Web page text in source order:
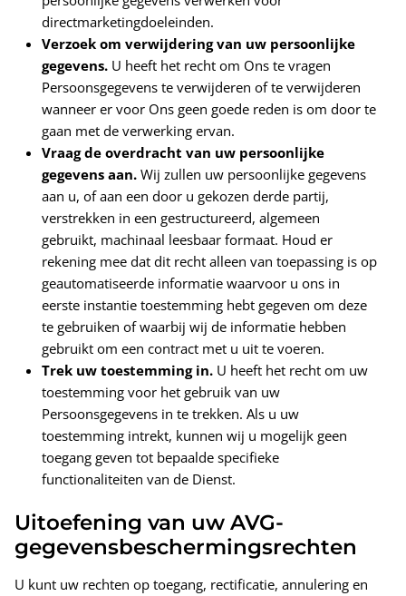
directmarketingdoeleinden.
Verzoek om verwijdering van uw persoonlijke
gegevens. U heeft het recht om Ons te vragen
Persoonsgegevens te verwijderen of te verwijderen
wanneer er voor Ons geen goede reden is om door te
gaan met de verwerking ervan.
Vraag de overdracht van uw persoonlijke
gegevens aan. Wij zullen uw persoonlijke gegevens
aan u, of aan een door u gekozen derde partij,
verstrekken in een gestructureerd, algemeen
gebruikt, machinaal leesbaar formaat. Houd er
rekening mee dat dit recht alleen van toepassing is op
geautomatiseerde informatie waarvoor u ons in
eerste instantie toestemming hebt gegeven om deze
te gebruiken of waarbij wij de informatie hebben
gebruikt om een ​​contract met u uit te voeren.
Trek uw toestemming in. U heeft het recht om uw
toestemming voor het gebruik van uw
Persoonsgegevens in te trekken. Als u uw
toestemming intrekt, kunnen wij u mogelijk geen
toegang geven tot bepaalde specifieke
functionaliteiten van de Dienst.
Uitoefening van uw AVG-
gegevensbeschermingsrechten
U kunt uw rechten op toegang, rectificatie, annulering en